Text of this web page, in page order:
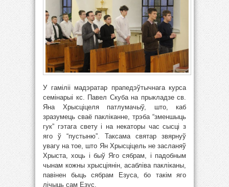
У гаміліі мадэратар прапедэўтычнага курса
семінарыі кс. Павел Скуба на прыкладзе св.
Яна Хрысціцеля патлумачыў, што, каб
зразумець сваё пакліканне, трэба “зменшыць
гук” гэтага свету і на некаторы час сысці з
яго ў “пустыню”. Таксама святар звярнуў
увагу на тое, што Ян Хрысціцель не засланяў
Хрыста, хоць і быў Яго сябрам, і падобным
чынам кожны хрысціянін, асабліва пакліканы,
павінен быць сябрам Езуса, бо такім яго
лічыць сам Езус.